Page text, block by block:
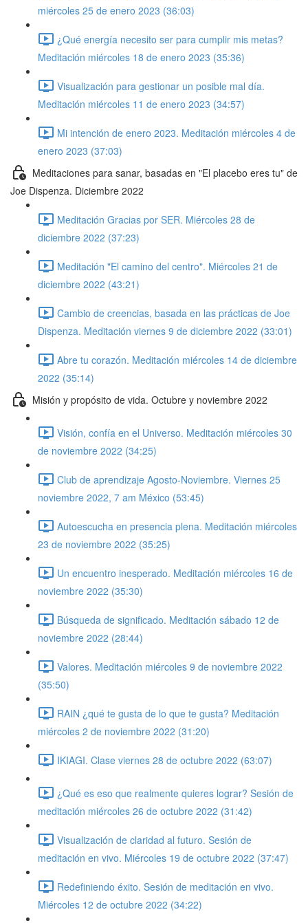
miércoles 25 de enero 2023 (36:03)
¿Qué energía necesito ser para cumplir mis metas?
Meditación miércoles 18 de enero 2023 (35:36)
Visualización para gestionar un posible mal día.
Meditación miércoles 11 de enero 2023 (34:57)
Mi intención de enero 2023. Meditación miércoles 4 de
enero 2023 (37:03)
Meditaciones para sanar, basadas en "El placebo eres tu" de
Joe Dispenza. Diciembre 2022
Meditación Gracias por SER. Miércoles 28 de
diciembre 2022 (37:23)
Meditación "El camino del centro". Miércoles 21 de
diciembre 2022 (43:21)
Cambio de creencias, basada en las prácticas de Joe
Dispenza. Meditación viernes 9 de diciembre 2022 (33:01)
Abre tu corazón. Meditación miércoles 14 de diciembre
2022 (35:14)
Misión y propósito de vida. Octubre y noviembre 2022
Visión, confía en el Universo. Meditación miércoles 30
de noviembre 2022 (34:25)
Club de aprendizaje Agosto-Noviembre. Viernes 25
noviembre 2022, 7 am México (53:45)
Autoescucha en presencia plena. Meditación miércoles
23 de noviembre 2022 (35:25)
Un encuentro inesperado. Meditación miércoles 16 de
noviembre 2022 (35:30)
Búsqueda de significado. Meditación sábado 12 de
noviembre 2022 (28:44)
Valores. Meditación miércoles 9 de noviembre 2022
(35:50)
RAIN ¿qué te gusta de lo que te gusta? Meditación
miércoles 2 de noviembre 2022 (31:20)
IKIAGI. Clase viernes 28 de octubre 2022 (63:07)
¿Qué es eso que realmente quieres lograr? Sesión de
meditación miércoles 26 de octubre 2022 (31:42)
Visualización de claridad al futuro. Sesión de
meditación en vivo. Miércoles 19 de octubre 2022 (37:47)
Redefiniendo éxito. Sesión de meditación en vivo.
Miércoles 12 de octubre 2022 (34:22)